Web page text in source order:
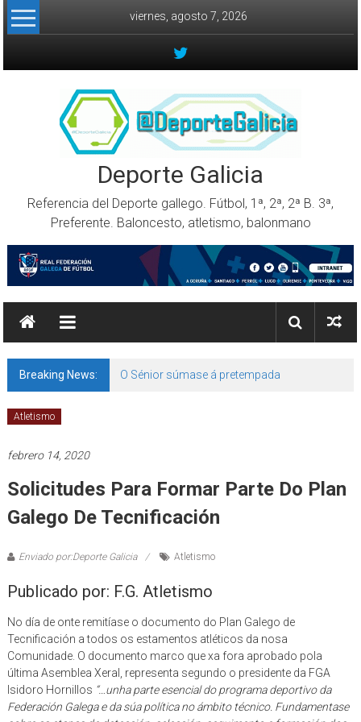
Skip to content
viernes, agosto 7, 2026
Deporte Galicia
Referencia del Deporte gallego. Fútbol, 1ª, 2ª, 2ª B. 3ª,
Preferente. Baloncesto, atletismo, balonmano
Breaking News: O Sénior súmase á pretempada
Atletismo
febrero 14, 2020
Solicitudes Para Formar Parte Do Plan
Galego De Tecnificación
Enviado por:Deporte Galicia Atletismo
Publicado por: F.G. Atletismo
No día de onte remitíase o documento do Plan Galego de
Tecnificación a todos os estamentos atléticos da nosa
Comunidade. O documento marco que xa fora aprobado pola
última Asemblea Xeral, representa segundo o presidente da FGA
Isidoro Hornillos “…unha parte esencial do programa deportivo da
Federación Galega e da súa política no ámbito técnico. Fundamentase